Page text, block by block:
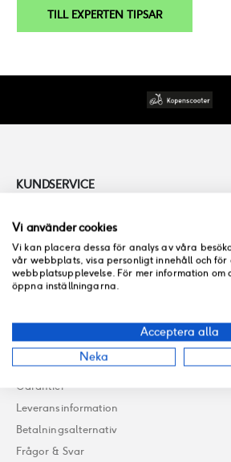
TILL EXPERTEN TIPSAR
KUNDSERVICE
08-728 00 04
hej@kopenscooter.nu
Butik: mån-fre: 10-18 lör: 11-16 sön: stängt
Verkstad: mån-fre 09-18 helg: stängt
Allmänna villkor
Integritetspolicy
Garantier
Leveransinformation
Betalningsalternativ
Frågor & Svar
Vi använder cookies
Vi kan placera dessa för analys av våra
vår webbplats, visa personligt innehåll och
webbplatsupplevelse. För mer information om
öppna inställningarna.
Acceptera alla
Neka